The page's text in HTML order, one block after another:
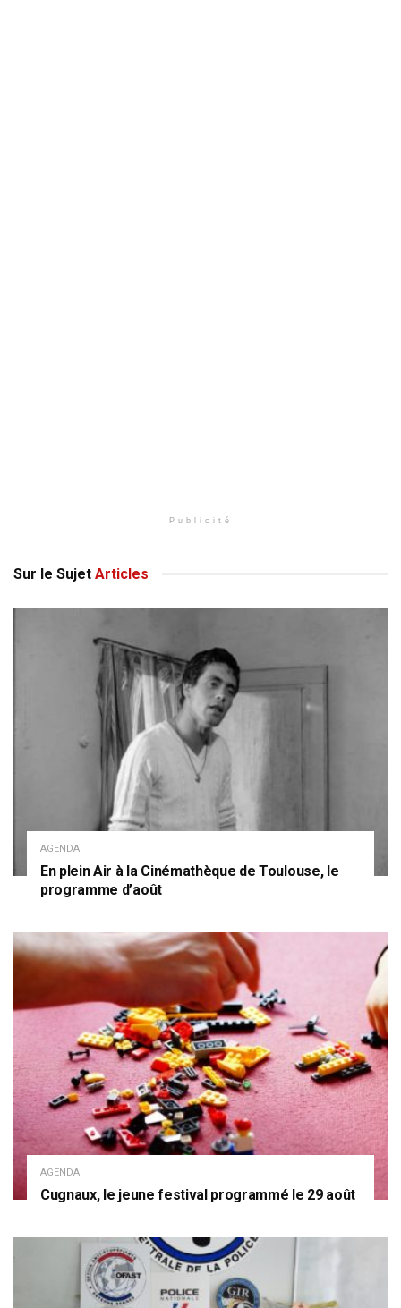
Publicité
Sur le Sujet Articles
AGENDA
En plein Air à la Cinémathèque de Toulouse, le
programme d’août
AGENDA
Cugnaux, le jeune festival programmé le 29 août